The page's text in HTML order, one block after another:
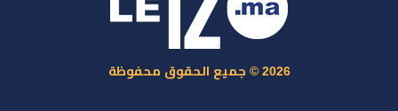
2026 © جميع الحقوق محفوظة